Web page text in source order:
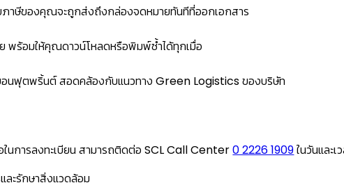
ภาษีของคุณจะถูกส่งถึงกล่องจดหมายทันทีที่ออกเอกสาร
พร้อมให้คุณดาวน์โหลดหรือพิมพ์ซ้ำได้ทุกเมื่อ
อนฟุตพริ้นต์ สอดคล้องกับแนวทาง Green Logistics ของบริษัท
นการลงทะเบียน สามารถติดต่อ SCL Call Center0 2226 1909ในวันและเ
ะรักษาสิ่งแวดล้อม